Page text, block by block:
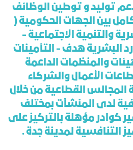
توليد و توطين الوظائف
بين الجهات الحكومية (
والتنمية الاجتماعية -
البشرية هدف - التأمينات
والمنظمات الداعمة
الأعمال والشركاء
المجالس القطاعية من خلال
لدى المنشآت بمختلف
كوادر مؤهلة بالتركيز على
التنافسية لمدينة جدة .